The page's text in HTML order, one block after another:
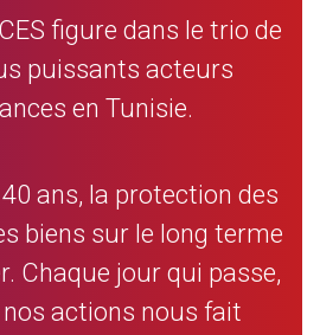
figure dans le trio de
puissants acteurs
en Tunisie.
ans, la protection des
biens sur le long terme
Chaque jour qui passe,
actions nous fait